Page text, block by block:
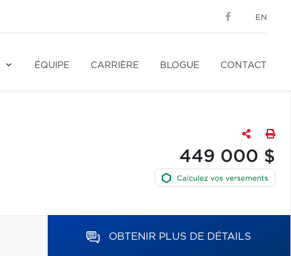
EN
ÉQUIPE CARRIÈRE BLOGUE CONTACT
449 000 $
OBTENIR PLUS DE DÉTAILS